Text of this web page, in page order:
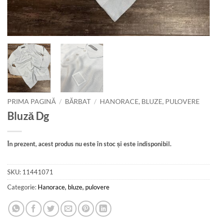
PRIMA PAGINĂ / BĂRBAT / HANORACE, BLUZE, PULOVERE
Bluză Dg
În prezent, acest produs nu este în stoc și este indisponibil.
SKU: 11441071
Categorie: Hanorace, bluze, pulovere